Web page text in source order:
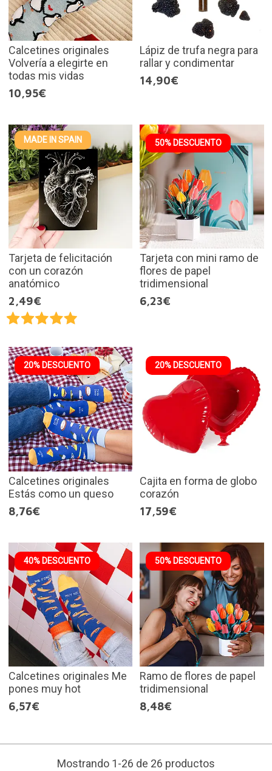
Calcetines originales
Volvería a elegirte en
todas mis vidas
10,95€
Lápiz de trufa negra para
rallar y condimentar
14,90€
MADE IN SPAIN
Tarjeta de felicitación
con un corazón
anatómico
2,49€
50% DESCUENTO
Tarjeta con mini ramo de
flores de papel
tridimensional
6,23€
20% DESCUENTO
Calcetines originales
Estás como un queso
8,76€
20% DESCUENTO
Cajita en forma de globo
corazón
17,59€
40% DESCUENTO
Calcetines originales Me
pones muy hot
6,57€
50% DESCUENTO
Ramo de flores de papel
tridimensional
8,48€
Mostrando 1-26 de 26 productos